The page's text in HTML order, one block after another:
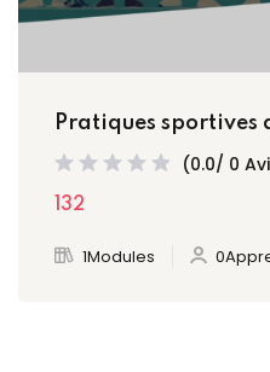
Pratiques sportives
(0.0/ 0
132
1Modules